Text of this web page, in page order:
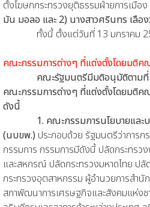
ตั้งโฆษกกระทรวงยุติธรรมฝ่ายการเมือ
มัน มอลอ และ 2) นางสาวศรินทร เลื
ทั้งนี้ ตั้งแต่วันที่ 13 มกราคม
คณะกรรมการต่างๆ ที่แต่งตั้งโดยมติ
คณะรัฐมนตรีมีมติอนุมัติตามที่กร
คณะกรรมการต่างๆ ที่แต่งตั้งโดยมติ
ดังนี้
1. คณะกรรมการนโยบายและบริห
(นบขพ.) ประกอบด้วย รัฐมนตรีว่าการก
กรรมการ กรรมการมีดังนี้ ปลัดกระทร
และสหกรณ์ ปลัดกระทรวงมหาดไทย ปลั
กระทรวงอุตสาหกรรม ผู้อำนวยการสำนั
สภาพัฒนาการเศรษฐกิจและสังคมแห่งช